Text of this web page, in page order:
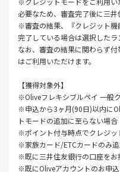
必要なため、審査完了後に三井
※審査の結果、『クレジット
完了している場合は選択したラ
なお、審査の結果に関わらず
はご利用いただけます。
【獲得対象外】
※Oliveフレキシブルペイ 一般
※申込から3ヶ月(90日)以内に
トモードの追加に至らない場合
※ポイント付与時点でクレジ
※家族カード/ETCカードのみ
※既に三井住友銀行の口座をお
※既にOliveアカウントのお申